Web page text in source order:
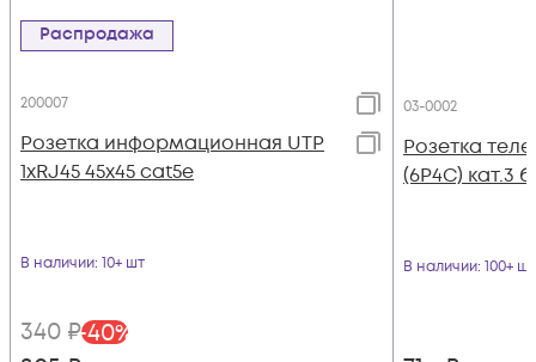
Распродажа
200007
Розетка информационная UTP
1хRJ45 45х45 cat5е
В наличии: 10+ шт
340 ₽-40%
03-0002
Розетка
(6P4C) кат.3
В наличии: 100+ шт